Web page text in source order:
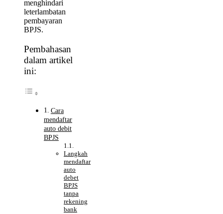
menghindari
leterlambatan
pembayaran
BPJS.
Pembahasan
dalam artikel
ini:
Cara
mendaftar
auto debit
BPJS
Langkah
mendaftar
auto
debet
BPJS
tanpa
rekening
bank